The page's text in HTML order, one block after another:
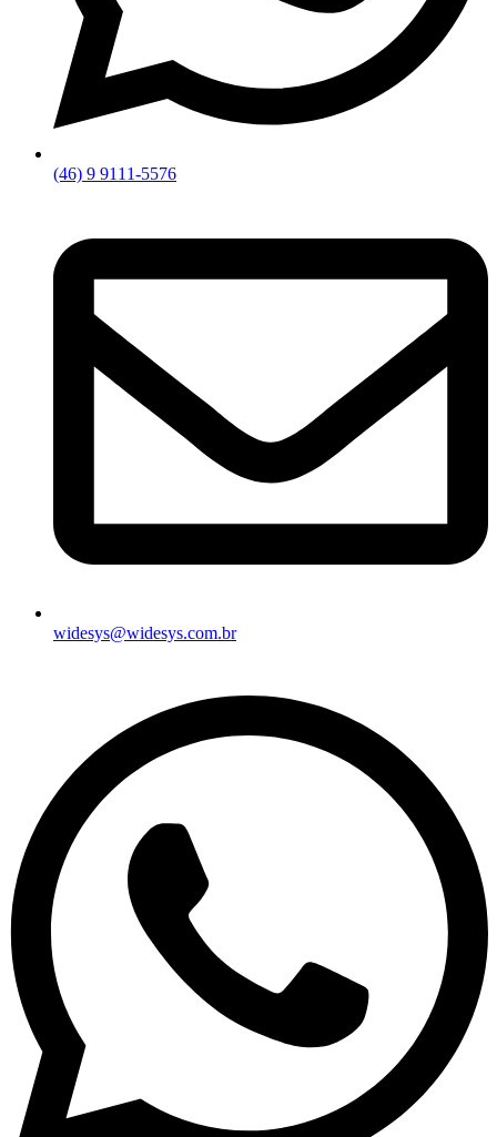
(46) 9 9111-5576
widesys@widesys.com.br